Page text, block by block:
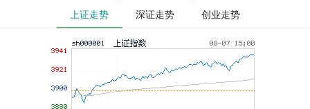
上证走势 深证走势 创业走势